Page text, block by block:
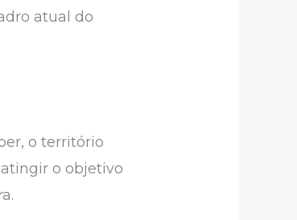
atual do
o território
o objetivo